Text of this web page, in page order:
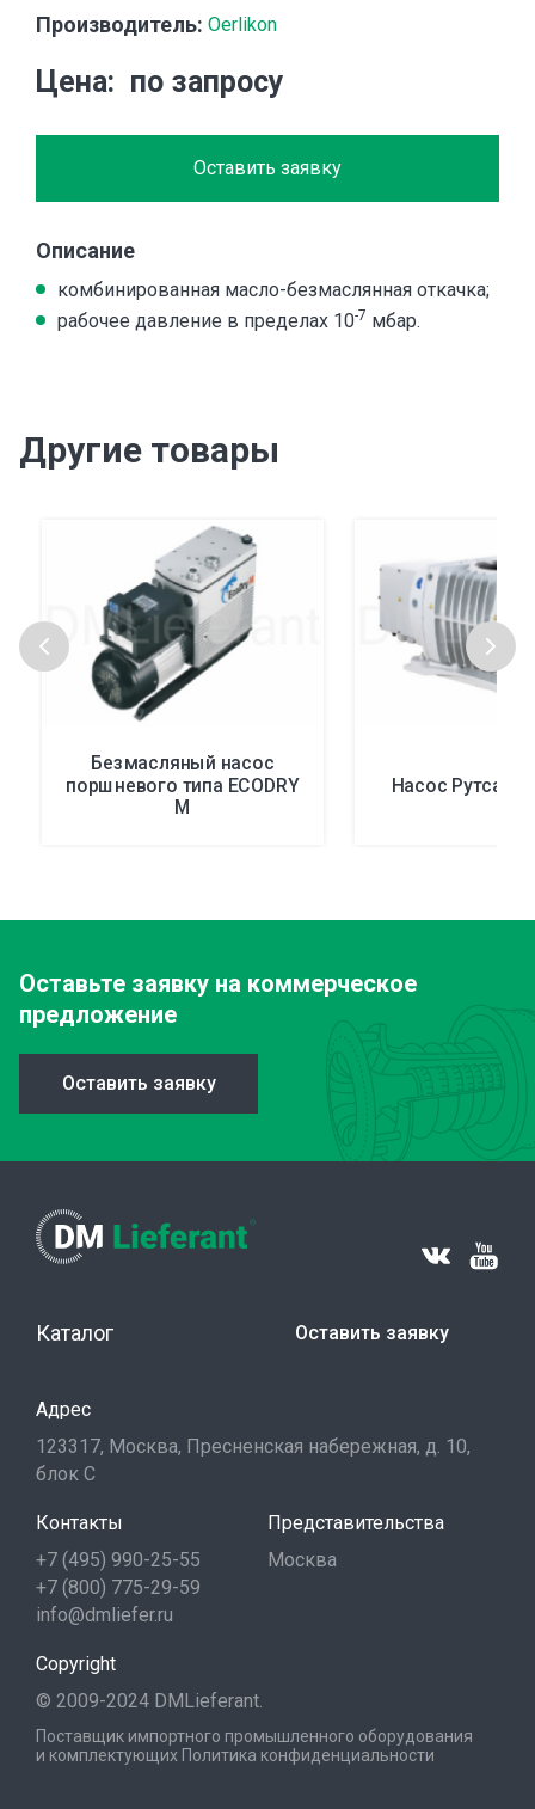
Производитель: Oerlikon
Цена по запросу
Оставить заявку
Описание
комбинированная масло-безмаслянная откачка;
рабочее давление в пределах 10-7 мбар.
Другие товары
Безмасляный насос
поршневого типа ECODRY
M
Насос Рутса
Оставьте заявку на коммерческое
предложение
Оставить заявку
Каталог Оставить заявку
Адрес
123317, Москва, Пресненская набережная, д. 10,
блок С
Контакты
+7 (495) 990-25-55
+7 (800) 775-29-59
info@dmliefer.ru
Представительства
Москва
Copyright
© 2009-2024 DMLieferant.
Поставщик импортного промышленного оборудования
и комплектующих Политика конфиденциальности